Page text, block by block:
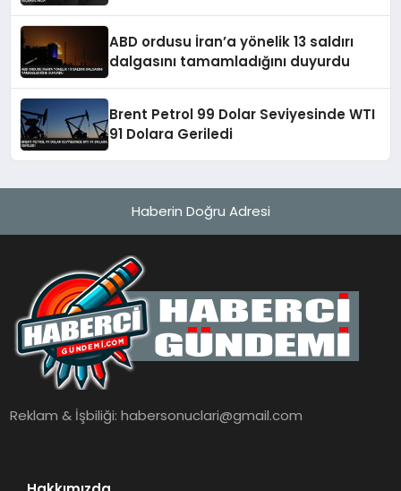
ABD ordusu İran’a yönelik 13 saldırı
dalgasını tamamladığını duyurdu
Brent Petrol 99 Dolar Seviyesinde WTI
91 Dolara Geriledi
Haberin Doğru Adresi
Reklam & İşbiliği:habersonuclari@gmail.com